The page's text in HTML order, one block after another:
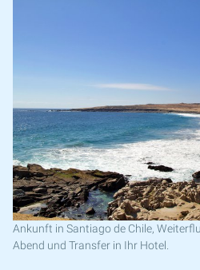
Ankunft in Santiago de Chile,
Abend und Transfer in Ihr Hotel.